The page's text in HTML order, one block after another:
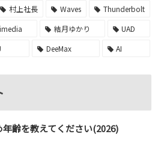
村上社長 Waves
Thunderbolt
結月ゆかり
UAD
DeeMax AI
齢を教えてください(2026)